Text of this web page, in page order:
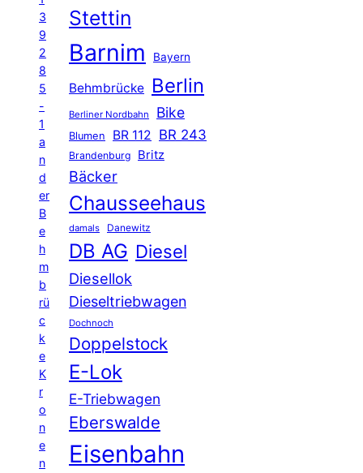
3
9
2
8
5
-
1
a
n
d
er
B
e
h
m
b
rü
c
k
e
K
r
o
n
e
n
Stettin
Barnim Bayern
Behmbrücke Berlin
Berliner Nordbahn Bike
Blumen BR 112 BR 243
Brandenburg Britz
Bäcker
Chausseehaus
damals Danewitz
DB AG Diesel
Diesellok
Dieseltriebwagen
Dochnoch
Doppelstock
E-Lok
E-Triebwagen
Eberswalde
Eisenbahn